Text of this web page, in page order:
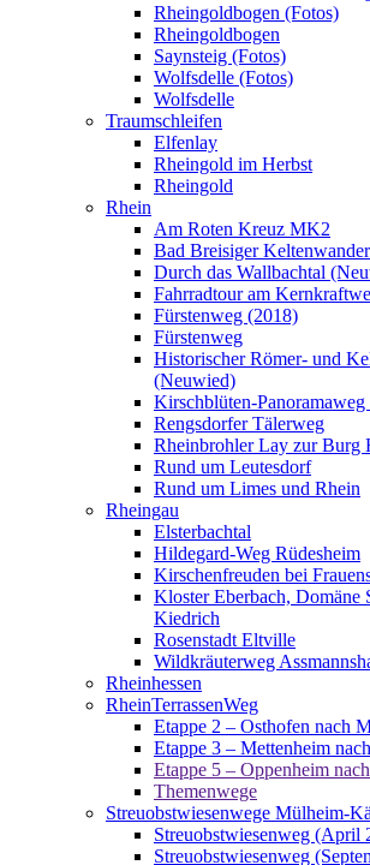
Rheingoldbogen (Fotos)
Rheingoldbogen
Saynsteig (Fotos)
Wolfsdelle (Fotos)
Wolfsdelle
Traumschleifen
Elfenlay
Rheingold im Herbst
Rheingold
Rhein
Am Roten Kreuz MK2
Bad Breisiger
Durch das Wallbachtal
Fahrradtour am
Fürstenweg (2018)
Fürstenweg
Historischer Römer- und
(Neuwied)
Kirschblüten-
Rengsdorfer Tälerweg
Rheinbrohler Lay zur Burg
Rund um Leutesdorf
Rund um Limes und Rhein
Rheingau
Elsterbachtal
Hildegard-Weg Rüdesheim
Kirschenfreuden bei
Kloster Eberbach, Domäne
Kiedrich
Rosenstadt Eltville
Wildkräuterweg
Rheinhessen
RheinTerrassenWeg
Etappe 2 – Osthofen nach
Etappe 3 – Mettenheim
Etappe 5 – Oppenheim
Themenwege
Streuobstwiesenwege Mülheim-
Streuobstwiesenweg (April
Streuobstwiesenweg